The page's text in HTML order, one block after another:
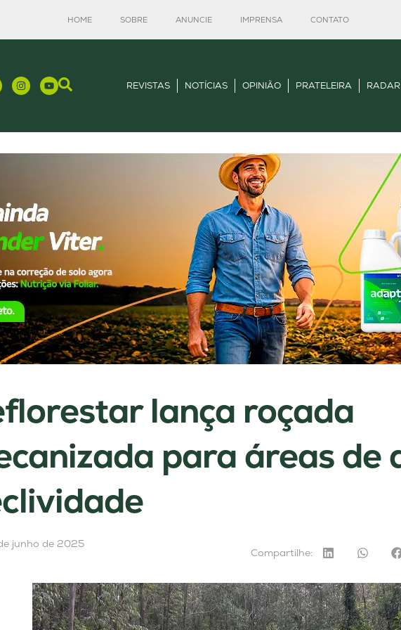
HOME SOBRE ANUNCIE IMPRENSA CONTATO
REVISTAS NOTÍCIAS OPINIÃO PRATELEIRA
lança roçada
para áreas de
junho de 2025
Compartilhe: